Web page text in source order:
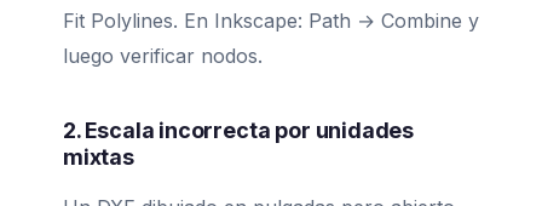
Fit Polylines. En Inkscape: Path → Combine y
luego verificar nodos.
2. Escala incorrecta por unidades
mixtas